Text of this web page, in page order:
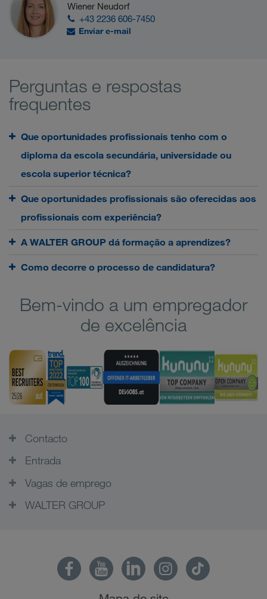
Wiener Neudorf
+43 2236 606-7450
Enviar e-mail
Perguntas e respostas
frequentes
Que oportunidades profissionais tenho com o
diploma da escola secundária, universidade ou
escola superior técnica?
Que oportunidades profissionais são oferecidas aos
profissionais com experiência?
A WALTER GROUP dá formação a aprendizes?
Como decorre o processo de candidatura?
Bem-vindo a um empregador
de excelência
Contacto
Entrada
Vagas de emprego
WALTER GROUP